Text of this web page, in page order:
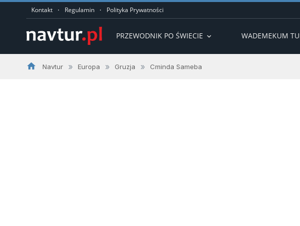
Kontakt · Regulamin · Polityka Prywatności
PRZEWODNIK PO ŚWIECIE expand_more WADEMEKUM
home Navtur » Europa » Gruzja » Cminda Sameba